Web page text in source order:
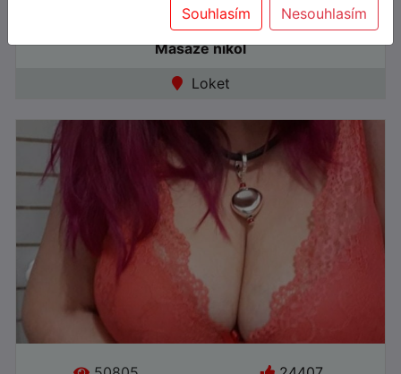
24392
Masaze nikol
Loket
●
Online
Souhlasím Nesouhlasím